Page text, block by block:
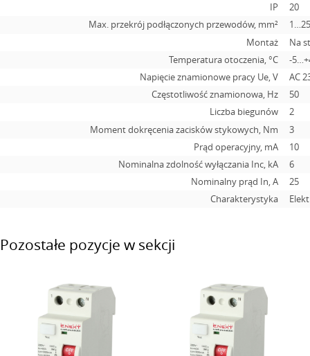
IP
20
Max. przekrój podłączonych przewodów, mm²
Montaż
Na
Temperatura otoczenia, °С
-
Napięcie znamionowe pracy Ue, V
АС
Częstotliwość znamionowa, Hz
50
Liczba biegunów
2
Moment dokręcenia zacisków stykowych, Nm
3
Prąd operacyjny, mA
10
Nominalna zdolność wyłączania Inc, kA
6
Nominalny prąd In, А
25
Charakterystyka
Pozostałe pozycje w sekcji